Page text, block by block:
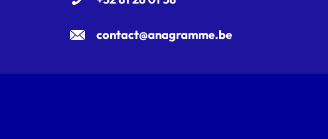
contact@anagramme.be